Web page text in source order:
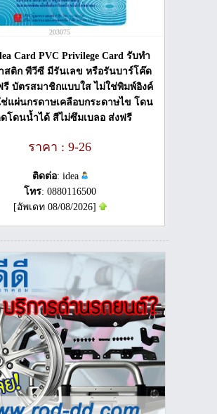
203075
Card PVC Privilege Card รับทำ
สติก พีวีซี มีรันเลข หรือรันบาร์โค๊ด
รี บัตรสมาชิกแบบใส ไม่ใช่พิมพ์อิงค์
ช่แผ่นกรดาษเคลือบกระดาษไข โดน
โดนน้ำได้ สีไม่ซึมเบลอ ส่งฟรี
ราคา : 9-26
ติดต่อ: idea
โทร: 0880116500
[อัพเดท 08/08/2026]